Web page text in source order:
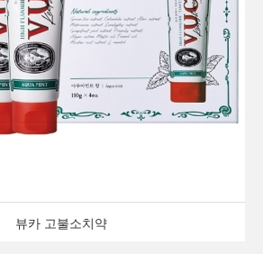
뷰카 고불소치약